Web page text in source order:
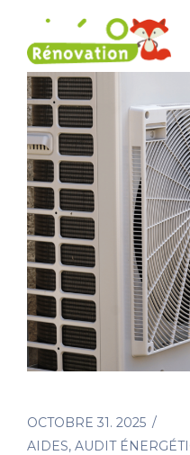
OCTOBRE 31. 2025
AIDES, AUDIT